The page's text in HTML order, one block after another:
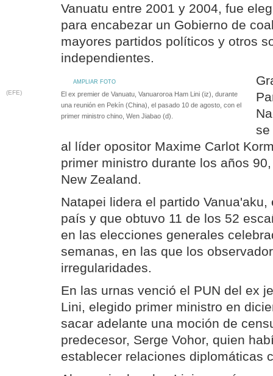
Vanuatu entre 2001 y 2004, fue
para encabezar un Gobierno de
mayores partidos políticos y otros
independientes.
AMPLIAR FOTO
(EFE)
El ex premier de Vanuatu, Vanuaroroa Ham Lini (iz), durante
una reunión en Pekín (China), el pasado 10 de agosto, con el
primer ministro chino, Wen Jiabao (d).
se
al líder opositor Maxime Carlot
primer ministro durante los años
New Zealand.
Natapei lidera el partido
país y que obtuvo 11 de los 52
en las elecciones generales
semanas, en las que los
irregularidades.
En las urnas venció el PUN del ex
Lini, elegido primer ministro en
sacar adelante una moción de
predecesor, Serge Vohor, quien
establecer relaciones diplomáticas